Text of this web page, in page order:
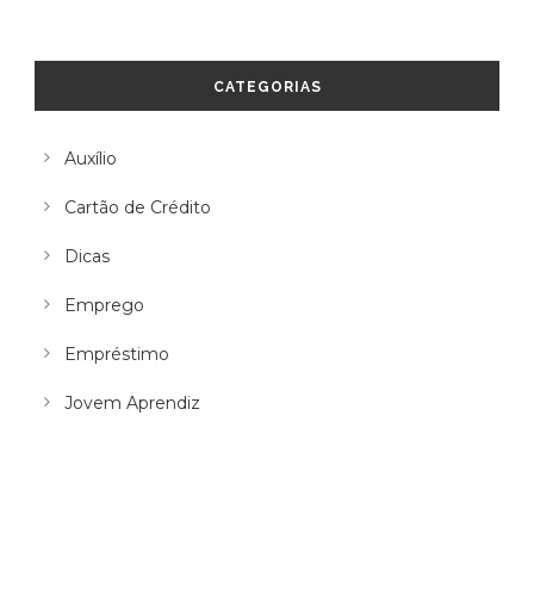
CATEGORIAS
Auxílio
Cartão de Crédito
Dicas
Emprego
Empréstimo
Jovem Aprendiz